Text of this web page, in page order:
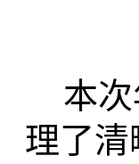
本
理了